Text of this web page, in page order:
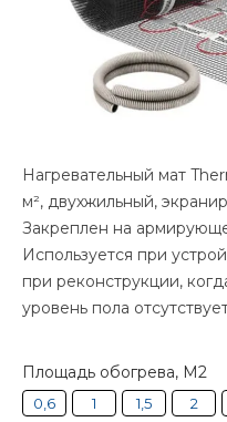
Нагревательный мат
м², двухжильный,
Закреплен на
Используется при
при реконструкции,
уровень пола
Площадь обогрева, М2
0,6 1 1,5 2